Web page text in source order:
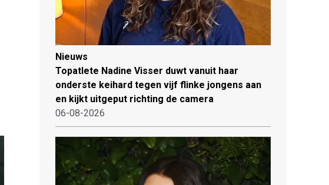
Nieuws
Topatlete Nadine Visser duwt vanuit haar
onderste keihard tegen vijf flinke jongens aan
en kijkt uitgeput richting de camera
06-08-2026